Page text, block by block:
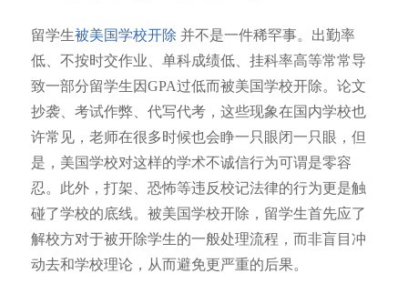
留学生被美国学校开除 并不是一件稀罕事。出勤率
低、不按时交作业、单科成绩低、挂科率高等常常导
致一部分留学生因GPA过低而被美国学校开除。论文
抄袭、考试作弊、代写代考，这些现象在国内学校也
许常见，老师在很多时候也会睁一只眼闭一只眼，但
是，美国学校对这样的学术不诚信行为可谓是零容
忍。此外，打架、恐怖等违反校记法律的行为更是触
碰了学校的底线。被美国学校开除，留学生首先应了
解校方对于被开除学生的一般处理流程，而非盲目冲
动去和学校理论，从而避免更严重的后果。